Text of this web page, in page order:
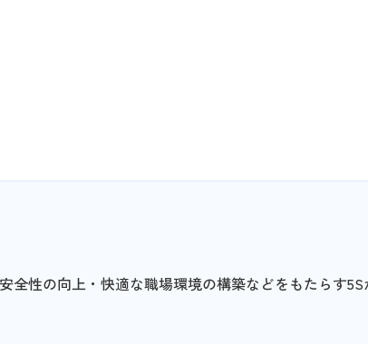
全性の向上・快適な職場環境の構築などをもたらす5S